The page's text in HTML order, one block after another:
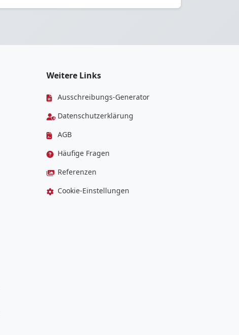
Weitere Links
Ausschreibungs-Generator
Datenschutzerklärung
AGB
Häufige Fragen
Referenzen
Cookie-Einstellungen